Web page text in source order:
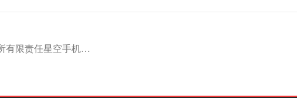
武汉生物制品研究所有限责任星空手机网页版登录入口